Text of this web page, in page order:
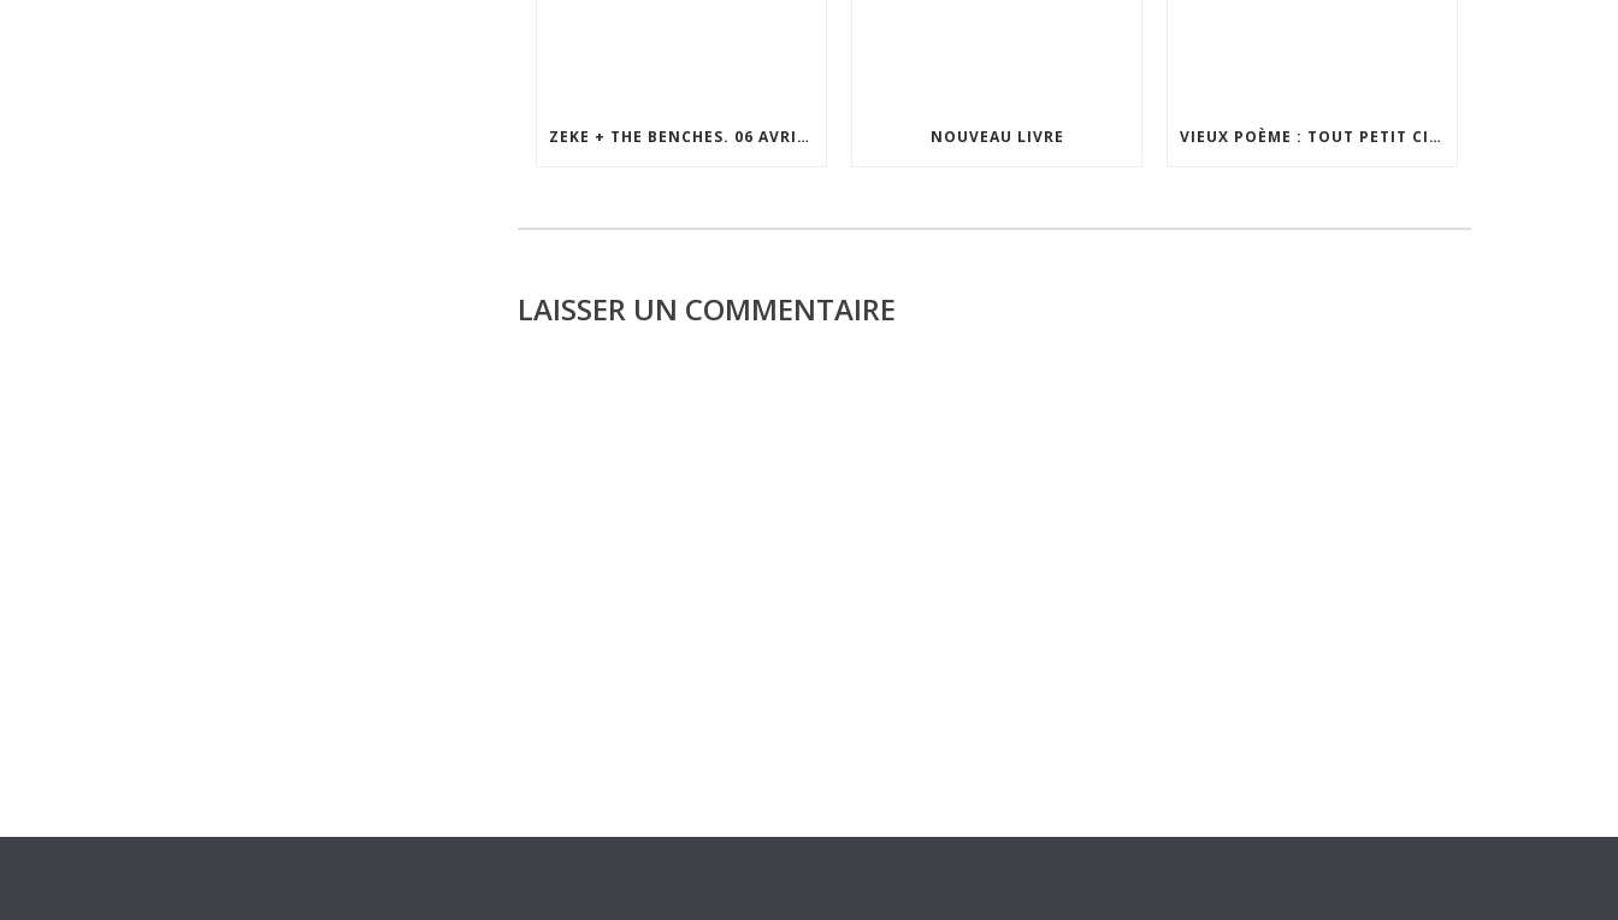
ZEKE + THE BENCHES. 06 AVRIL 2026. LE MOLOTOV. MARSEILLE NOUVEAU LIVRE VIEUX POÈME : TOUT PETIT CITADIN (25/08/2018)
LAISSER UN COMMENTAIRE